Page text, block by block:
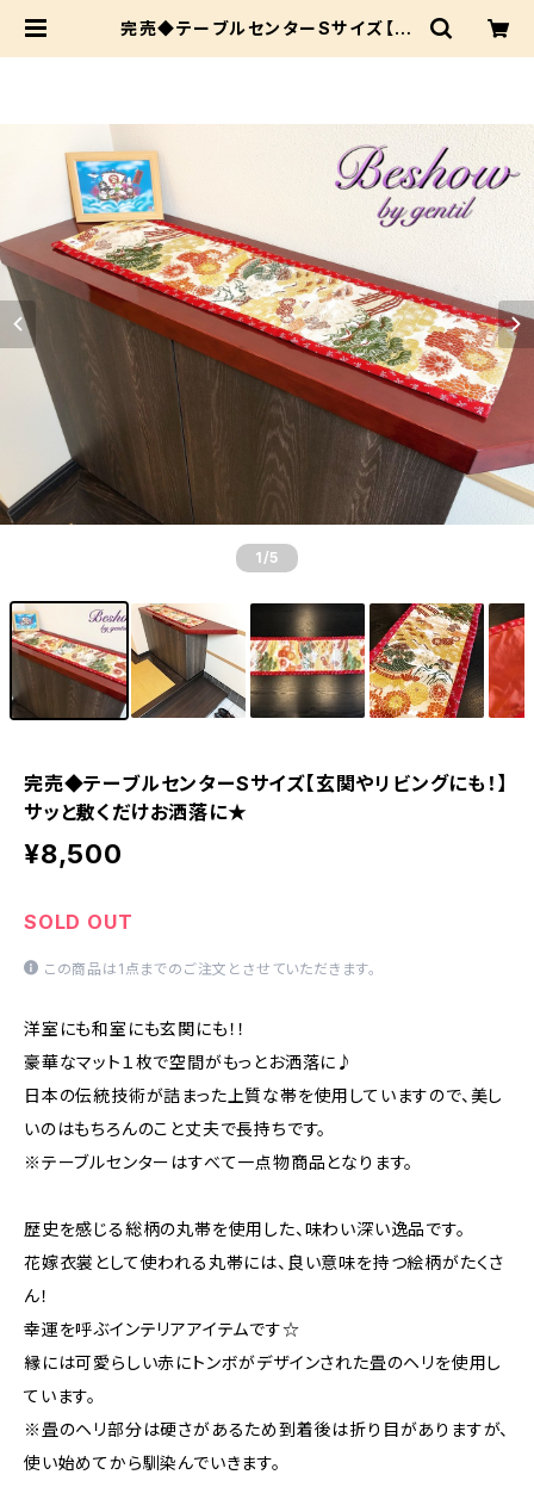
完売◆テーブルセンターSサイズ【玄
1 /5
完売◆テーブルセンターSサイズ【玄関やリビングにも！】
サッと敷くだけお洒落に★
¥8,500
SOLD OUT
この商品は1点までのご注文とさせていただきます。
洋室にも和室にも玄関にも！！
豪華なマット１枚で空間がもっとお洒落に♪
日本の伝統技術が詰まった上質な帯を使用していますので、美し
いのはもちろんのこと丈夫で長持ちです。
※テーブルセンターはすべて一点物商品となります。
歴史を感じる総柄の丸帯を使用した、味わい深い逸品です。
花嫁衣裳として使われる丸帯には、良い意味を持つ絵柄がたくさ
ん！
幸運を呼ぶインテリアアイテムです☆
縁には可愛らしい赤にトンボがデザインされた畳のヘリを使用し
ています。
※畳のヘリ部分は硬さがあるため到着後は折り目がありますが、
使い始めてから馴染んでいきます。